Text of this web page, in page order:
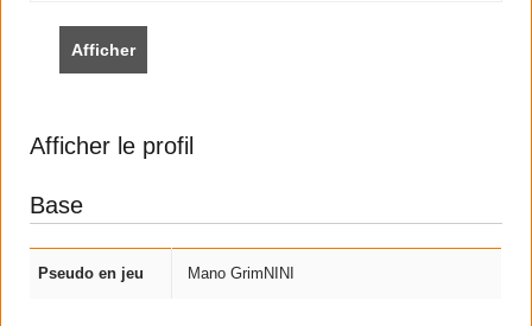
Afficher
Afficher le profil
Base
Pseudo en jeu Mano GrimNINI